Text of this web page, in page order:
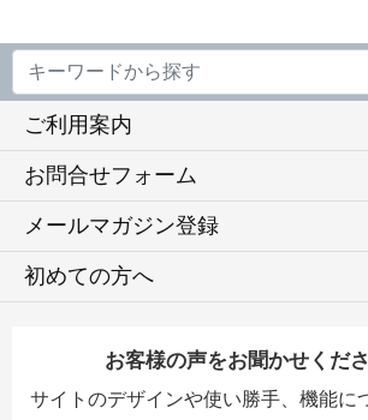
ご利用案内
お問合せフォーム
メールマガジン登録
初めての方へ
お客様の声をお聞かせくだ
サイトのデザインや使い勝手、機能に